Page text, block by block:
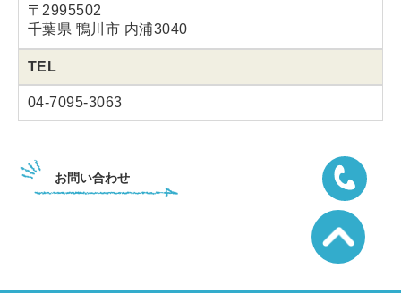
〒2995502
千葉県 鴨川市 内浦3040
TEL
04-7095-3063
お問い合わせ
04-7095-